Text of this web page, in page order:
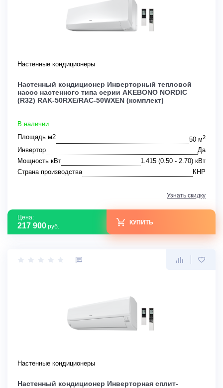
Настенные кондиционеры
Настенный кондиционер Инверторный тепловой
насос настенного типа серии AKEBONO NORDIC
(R32) RAK-50RXE/RAC-50WXEN (комплект)
В наличии
Площадь м2
50 м2
Инвертор
Да
Мощность кВт
1.415 (0.50 - 2.70) кВт
Страна производства
КНР
Узнать скидку
Цена:
217 900 руб.
КУПИТЬ
Настенные кондиционеры
Настенный кондиционер Инверторная сплит-